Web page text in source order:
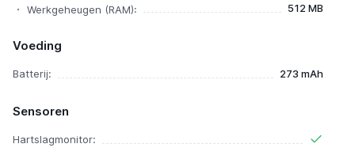
Werkgeheugen (RAM):
512 MB
Voeding
Batterij: 273 mAh
Sensoren
Hartslagmonitor: